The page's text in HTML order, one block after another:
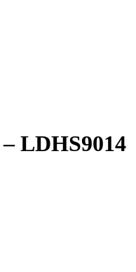
LDHS9014